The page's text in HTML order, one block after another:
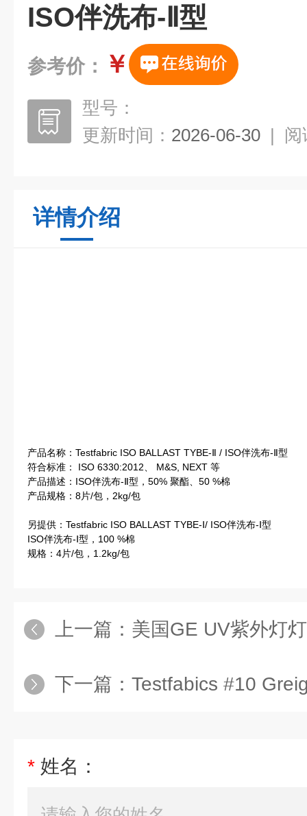
ISO伴洗布-Ⅱ型
参考价： ￥
型号：
更新时间： 2026-06-30 | 阅
详情介绍
产品名称：Testfabric ISO BALLAST TYBE-Ⅱ / ISO伴洗布-Ⅱ型
符合标准： ISO 6330:2012、 M&S, NEXT 等
产品描述：ISO伴洗布-Ⅱ型，50% 聚酯、50 %棉
产品规格：8片/包，2kg/包
另提供：Testfabric ISO BALLAST TYBE-Ⅰ/ ISO伴洗布-Ⅰ型
ISO伴洗布-Ⅰ型，100 %棉
规格：4片/包，1.2kg/包
上一篇： 美国GE UV紫外灯
下一篇： Testfabics #10 Greige Cotton
* 姓名：